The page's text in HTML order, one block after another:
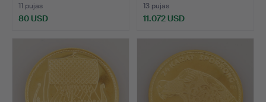
11 pujas
80 USD
13 pujas
11.072 USD